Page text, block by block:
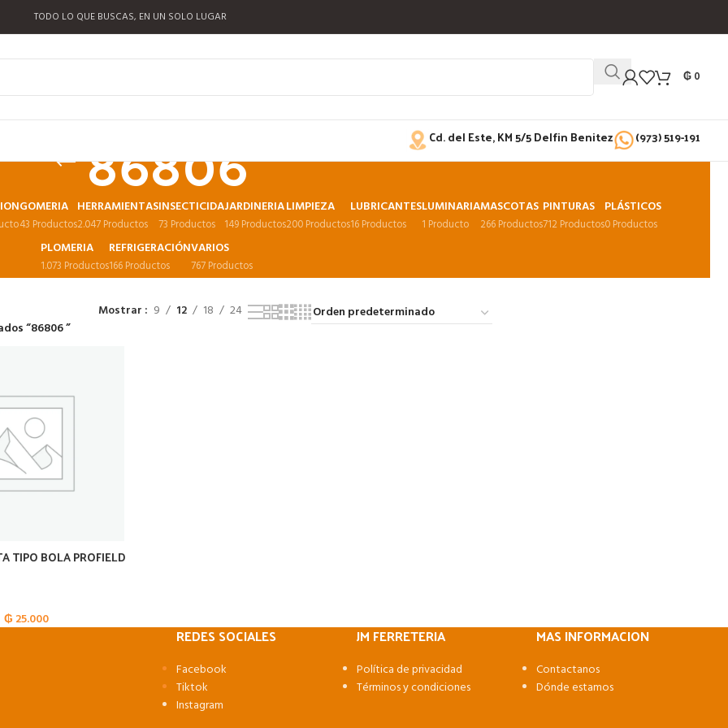
TODO LO QUE BUSCAS, EN UN SOLO LUGAR
₲0
Cd. del Este, KM 5/5 Delfin Benitez (973) 519-191
86806
GOMERIA
43 Productos
HERRAMIENTAS
2.047 Productos
INSECTICIDA
73 Productos
JARDINERIA
149 Productos
LIMPIEZA
200 Productos
LUBRICANTES
16 Productos
LUMINARIA
1 Producto
MASCOTAS
266 Productos
PINTURAS
712 Productos
PLÁSTICOS
0 Productos
PLOMERIA
1.073 Productos
REFRIGERACIÓN
166 Productos
VARIOS
767 Productos
“86806 ”
Mostrar 9 12 18 24
TIPO BOLA PROFIELD
₲ 25.000
REDES SOCIALES
Facebook
Tiktok
Instagram
JM FERRETERIA
Política de privacidad
Términos y condiciones
MAS INFORMACION
Contactanos
Dónde estamos